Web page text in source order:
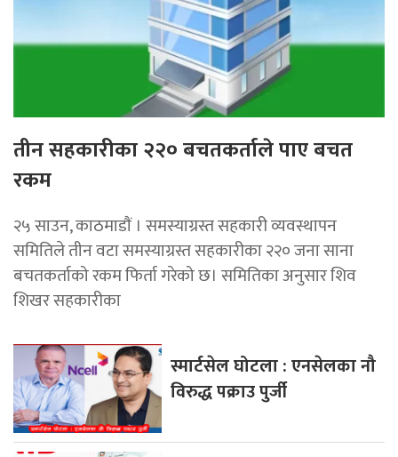
तीन सहकारीका २२० बचतकर्ताले पाए बचत
रकम
२५ साउन, काठमाडाैं । समस्याग्रस्त सहकारी व्यवस्थापन
समितिले तीन वटा समस्याग्रस्त सहकारीका २२० जना साना
बचतकर्ताको रकम फिर्ता गरेको छ। समितिका अनुसार शिव
शिखर सहकारीका
स्मार्टसेल घोटला : एनसेलका नौ
विरुद्ध पक्राउ पुर्जी